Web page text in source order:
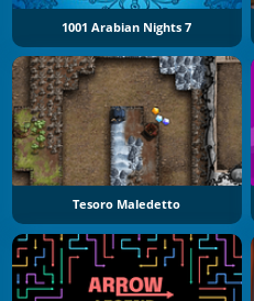
1001 Arabian Nights 7
Tesoro Maledetto